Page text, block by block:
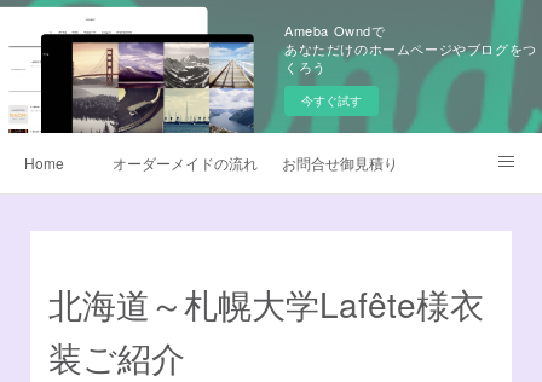
Ameba Owndで
あなただけのホームページやブログをつ
くろう
今すぐ試す
Home オーダーメイドの流れ お問合せ御見積り
よくあるQ&A 無料カタログ請求
北海道～札幌大学Lafête様衣
装ご紹介